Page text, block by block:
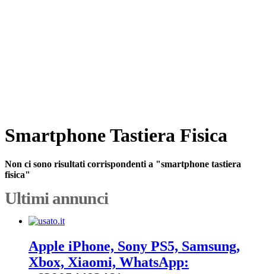
Smartphone Tastiera Fisica
Non ci sono risultati corrispondenti a "smartphone tastiera
fisica"
Ultimi annunci
Apple iPhone, Sony PS5, Samsung,
Xbox, Xiaomi, WhatsApp: